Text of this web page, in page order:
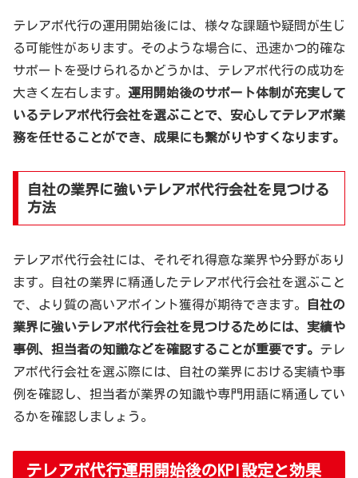
テレアポ代行の運用開始後には、様々な課題や疑問が生じ
る可能性があります。そのような場合に、迅速かつ的確な
サポートを受けられるかどうかは、テレアポ代行の成功を
大きく左右します。 運用開始後のサポート体制が充実して
いるテレアポ代行会社を選ぶことで、安心してテレアポ業
務を任せることができ、成果にも繋がりやすくなります。
自社の業界に強いテレアポ代行会社を見つける
方法
テレアポ代行会社には、それぞれ得意な業界や分野があり
ます。自社の業界に精通したテレアポ代行会社を選ぶこと
で、より質の高いアポイント獲得が期待できます。
自社の
業界に強いテレアポ代行会社を見つけるためには、実績や
事例、担当者の知識などを確認することが重要です。 テレ
アポ代行会社を選ぶ際には、自社の業界における実績や事
例を確認し、担当者が業界の知識や専門用語に精通してい
るかを確認しましょう。
テレアポ代行運用開始後のKPI設定と効果